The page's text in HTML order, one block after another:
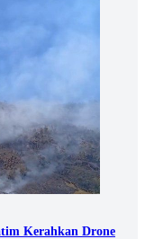
Kerahkan Drone